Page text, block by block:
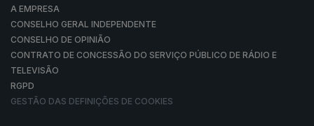
A EMPRESA
CONSELHO GERAL INDEPENDENTE
CONSELHO DE OPINIÃO
CONTRATO DE CONCESSÃO DO SERVIÇO PÚBLICO DE RÁDIO E
TELEVISÃO
RGPD
GESTÃO DAS DEFINIÇÕES DE COOKIES